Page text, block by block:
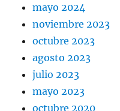
mayo 2024
noviembre 2023
octubre 2023
agosto 2023
julio 2023
mayo 2023
octubre 2020